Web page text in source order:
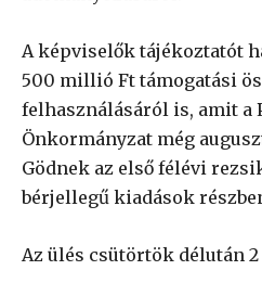
A képviselők tájékoztatót
500 millió Ft támogatási
felhasználásáról is, amit a
Önkormányzat még
Gödnek az első félévi
bérjellegű kiadások
Az ülés csütörtök délután